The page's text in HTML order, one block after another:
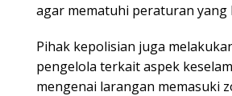
agar mematuhi peraturan yang
Pihak kepolisian juga
pengelola terkait aspek
mengenai larangan memasuki